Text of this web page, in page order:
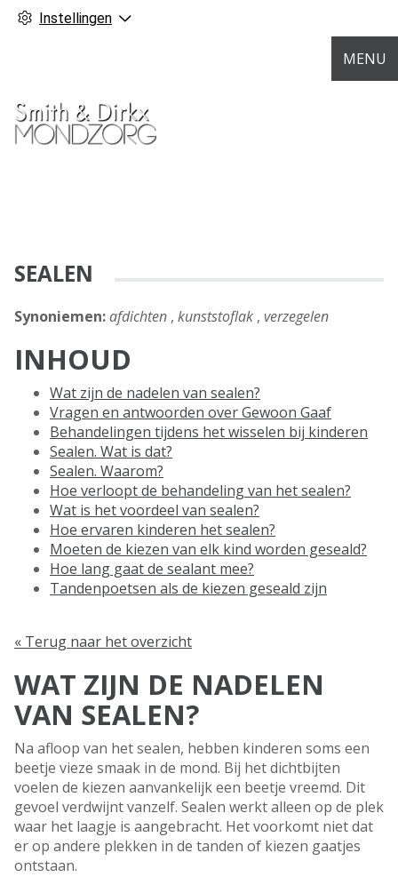
Instellingen
MENU
SEALEN
Synoniemen:afdichten , kunststoflak , verzegelen
INHOUD
Wat zijn de nadelen van sealen?
Vragen en antwoorden over Gewoon Gaaf
Behandelingen tijdens het wisselen bij kinderen
Sealen. Wat is dat?
Sealen. Waarom?
Hoe verloopt de behandeling van het sealen?
Wat is het voordeel van sealen?
Hoe ervaren kinderen het sealen?
Moeten de kiezen van elk kind worden geseald?
Hoe lang gaat de sealant mee?
Tandenpoetsen als de kiezen geseald zijn
« Terug naar het overzicht
WAT ZIJN DE NADELEN
VAN SEALEN?
Na afloop van het sealen, hebben kinderen soms een
beetje vieze smaak in de mond. Bij het dichtbijten
voelen de kiezen aanvankelijk een beetje vreemd. Dit
gevoel verdwijnt vanzelf. Sealen werkt alleen op de plek
waar het laagje is aangebracht. Het voorkomt niet dat
er op andere plekken in de tanden of kiezen gaatjes
ontstaan.